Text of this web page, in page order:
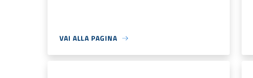
VAI ALLA PAGINA